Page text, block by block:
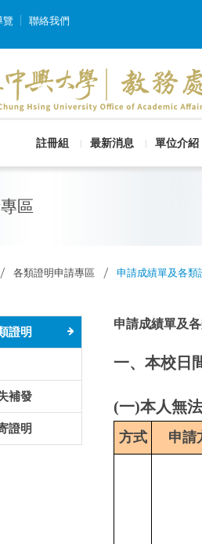
覽 聯絡我們
註冊組 最新消息 單位介紹
區
各類證明申請專區 申請成績單及各類
證明
補發
證明
申請成績單及
一、本校日
(一)本人無
方式 申請